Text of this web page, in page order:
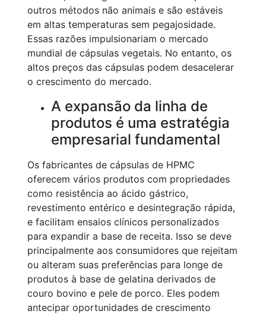
outros métodos não animais e são estáveis
em altas temperaturas sem pegajosidade.
Essas razões impulsionariam o mercado
mundial de cápsulas vegetais. No entanto, os
altos preços das cápsulas podem desacelerar
o crescimento do mercado.
A expansão da linha de
produtos é uma estratégia
empresarial fundamental
Os fabricantes de cápsulas de HPMC
oferecem vários produtos com propriedades
como resistência ao ácido gástrico,
revestimento entérico e desintegração rápida,
e facilitam ensaios clínicos personalizados
para expandir a base de receita. Isso se deve
principalmente aos consumidores que rejeitam
ou alteram suas preferências para longe de
produtos à base de gelatina derivados de
couro bovino e pele de porco. Eles podem
antecipar oportunidades de crescimento